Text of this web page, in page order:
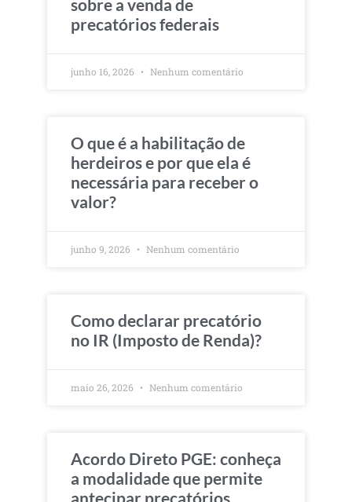
sobre a venda de
precatórios federais
junho 16, 2026 Nenhum comentário
O que é a habilitação de
herdeiros e por que ela é
necessária para receber o
valor?
junho 9, 2026 Nenhum comentário
Como declarar precatório
no IR (Imposto de Renda)?
maio 26, 2026 Nenhum comentário
Acordo Direto PGE: conheça
a modalidade que permite
antecipar precatórios